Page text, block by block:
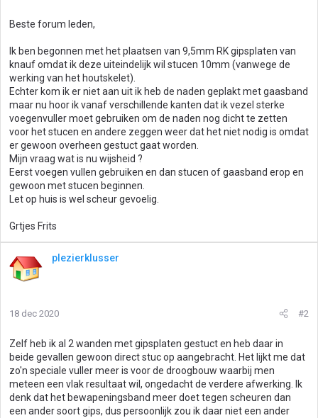
Beste forum leden,
Ik ben begonnen met het plaatsen van 9,5mm RK gipsplaten van
knauf omdat ik deze uiteindelijk wil stucen 10mm (vanwege de
werking van het houtskelet).
Echter kom ik er niet aan uit ik heb de naden geplakt met gaasband
maar nu hoor ik vanaf verschillende kanten dat ik vezel sterke
voegenvuller moet gebruiken om de naden nog dicht te zetten
voor het stucen en andere zeggen weer dat het niet nodig is omdat
er gewoon overheen gestuct gaat worden.
Mijn vraag wat is nu wijsheid ?
Eerst voegen vullen gebruiken en dan stucen of gaasband erop en
gewoon met stucen beginnen.
Let op huis is wel scheur gevoelig.
Grtjes Frits
plezierklusser
18 dec 2020 #2
Zelf heb ik al 2 wanden met gipsplaten gestuct en heb daar in
beide gevallen gewoon direct stuc op aangebracht. Het lijkt me dat
zo'n speciale vuller meer is voor de droogbouw waarbij men
meteen een vlak resultaat wil, ongedacht de verdere afwerking. Ik
denk dat het bewapeningsband meer doet tegen scheuren dan
een ander soort gips, dus persoonlijk zou ik daar niet een ander